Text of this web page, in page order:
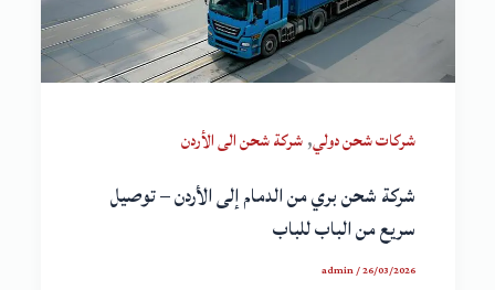
شركات شحن دولي,شركة شحن الى الأردن
شركة شحن بري من الدمام إلى الأردن – توصيل
سريع من الباب للباب
admin/26/03/2026